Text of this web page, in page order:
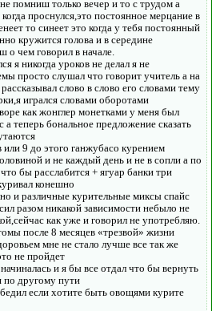
помниш только вечер и то с трудом а
проснулся,это постоянное мерцание в
то синеет это когда у тебя постоянный
кружится голова и в середине
о чем говорил в начале.
я никогда уроков не делал я не
просто слушал что говорит учитель а на
слово в слово его словами тему
игрался словами оборотами
как жонглер монетками у меня был
теперь бональное предложение сказать
9 до этого ганжубасо курением
и не каждый день и не в сопли а по
бы расслабится + ягуар банки три
конешно
и различные курительные миксы спайс
разом никакой зависимости небыло не
как уже и говорил не употребляю.
после 8 месяцев «трезвой» жизни
мне не стало лучше все так же
не пройдет
и я бы все отдал что бы вернуть
по другому пути
если хотите быть овощями курите